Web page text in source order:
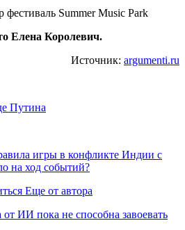
Елена Королевич.
Источник: argumenti.ru
Путина
игры в конфликте Индии с
на ход событий?
Еще от автора
ИИ пока не способна завоевать